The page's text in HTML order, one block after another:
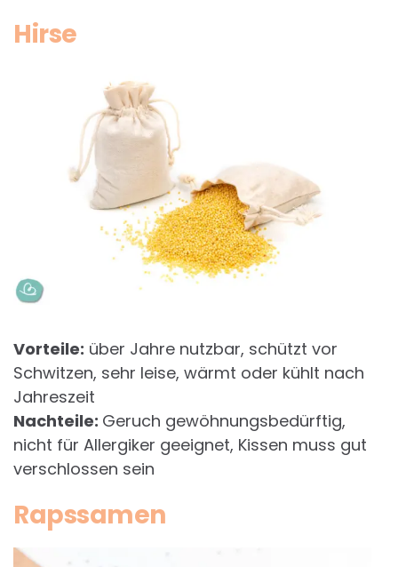
Hirse
Vorteile: über Jahre nutzbar, schützt vor
Schwitzen, sehr leise, wärmt oder kühlt nach
Jahreszeit
Nachteile: Geruch gewöhnungsbedürftig,
nicht für Allergiker geeignet, Kissen muss gut
verschlossen sein
Rapssamen